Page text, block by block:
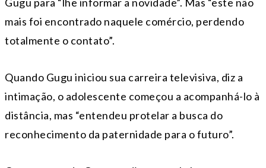
mais foi encontrado naquele comércio, perdendo
totalmente o contato”.
Quando Gugu iniciou sua carreira televisiva, diz a
intimação, o adolescente começou a acompanhá-lo à
distância, mas “entendeu protelar a busca do
reconhecimento da paternidade para o futuro”.